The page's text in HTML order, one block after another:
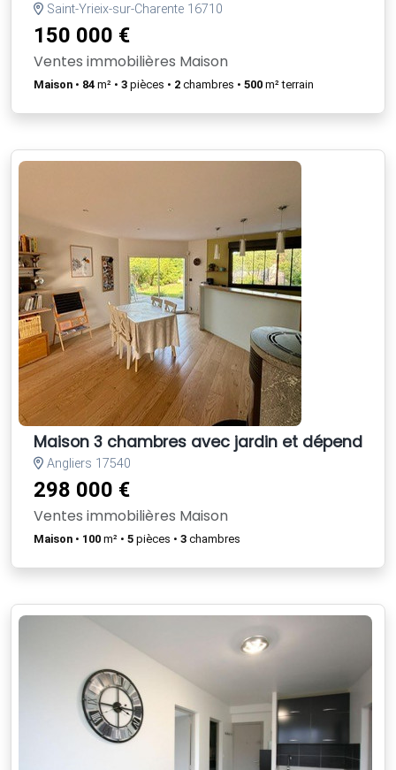
Saint-Yrieix-sur-Charente 16710
150 000 €
Ventes immobilières Maison
Maison • 84 m² • 3 pièces • 2 chambres • 500 m² terrain
Maison 3 chambres avec jardin et
Angliers 17540
298 000 €
Ventes immobilières Maison
Maison • 100 m² • 5 pièces • 3 chambres